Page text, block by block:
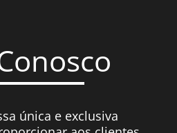
única e exclusiva